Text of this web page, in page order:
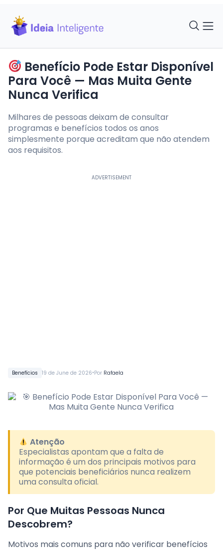
Benefícios 19 de June de 2026•Por Rafaela
Benefício Pode Estar Disponível
Para Você — Mas Muita Gente
Nunca Verifica
Milhares de pessoas deixam de consultar
programas e benefícios todos os anos
simplesmente porque acreditam que não atendem
aos requisitos.
ADVERTISEMENT
Atenção
Especialistas apontam que a falta de
informação é um dos principais motivos para
que potenciais beneficiários nunca realizem
uma consulta oficial.
Por Que Muitas Pessoas Nunca
Descobrem?
Motivos mais comuns para não verificar benefícios